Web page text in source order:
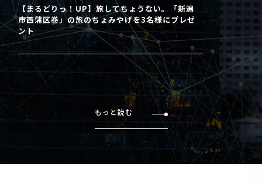
【まるどりっ！UP】旅してちょうない。「新潟
市西蒲区巻」の旅のちょみやげを3名様にプレゼ
ント
もっと読む